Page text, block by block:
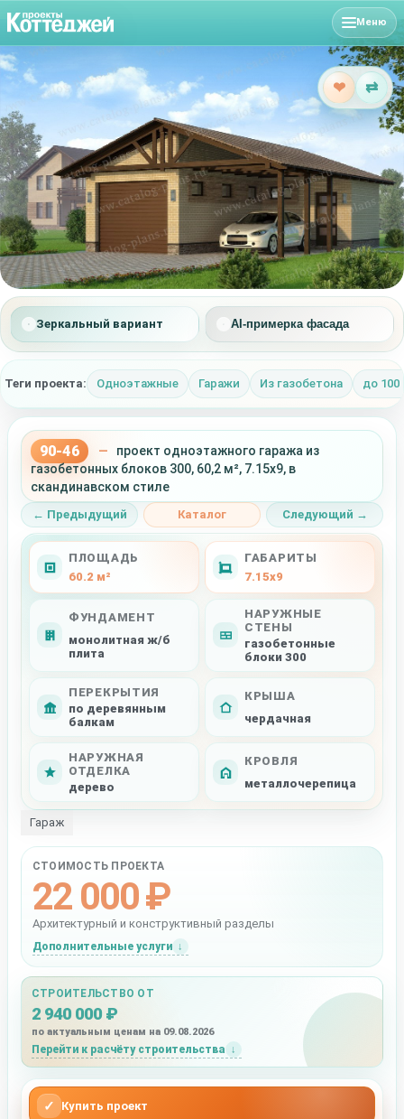
Меню
Зеркальный вариант AI-примерка фасада
Теги проекта: Одноэтажные Гаражи Из газобетона до 100
❤ ⇄
90-46 —
проект одноэтажного гаража из
газобетонных блоков 300, 60,2 м², 7.15x9, в
скандинавском стиле
← Предыдущий Каталог Следующий →
ПЛОЩАДЬ
60.2 м²
ГАБАРИТЫ
7.15x9
ФУНДАМЕНТ
монолитная ж/б
плита
НАРУЖНЫЕ
СТЕНЫ
газобетонные
блоки 300
ПЕРЕКРЫТИЯ
по деревянным
балкам
КРЫША
чердачная
НАРУЖНАЯ
ОТДЕЛКА
дерево
КРОВЛЯ
металлочерепица
Гараж
СТОИМОСТЬ ПРОЕКТА
22 000 ₽
Архитектурный и конструктивный разделы
Дополнительные услуги
СТРОИТЕЛЬСТВО ОТ
2 940 000 ₽
по актуальным ценам на 09.08.2026
Перейти к расчёту строительства
✓ Купить проект